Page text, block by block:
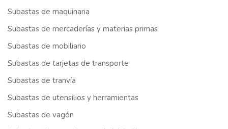
Subastas de maquinaria
Subastas de mercaderías y materias primas
Subastas de mobiliario
Subastas de tarjetas de transporte
Subastas de tranvía
Subastas de utensilios y herramientas
Subastas de vagón